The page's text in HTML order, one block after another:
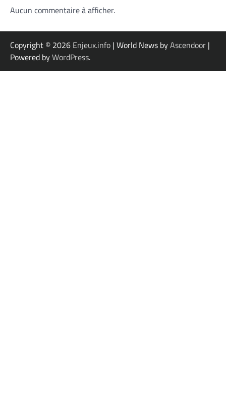
Aucun commentaire à afficher.
Copyright © 2026 Enjeux.info | World News byAscendoor |
Powered byWordPress.